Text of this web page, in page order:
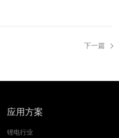
下一篇
应用方案
锂电行业